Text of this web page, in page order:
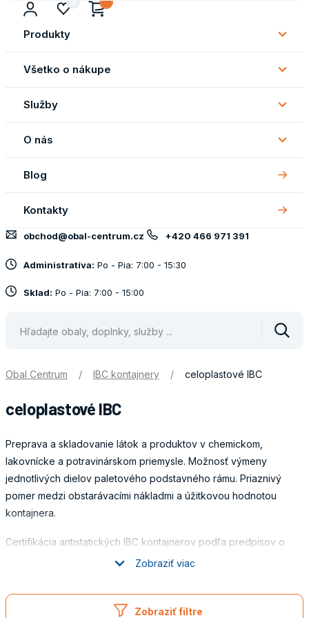
Produkty
Všetko o nákupe
Služby
O nás
O
Blog
Kontakty
obchod@obal-centrum.cz +420 466 971 391
Administratíva: Po - Pia: 7:00 - 15:30
Sklad: Po - Pia: 7:00 - 15:00
Obal Centrum / IBC kontajnery / celoplastové IBC
celoplastové IBC
Preprava a skladovanie látok a produktov v chemickom,
lakovnícke a potravinárskom priemysle. Možnosť výmeny
jednotlivých dielov paletového podstavného rámu. Priaznivý
pomer medzi obstarávacími nákladmi a úžitkovou hodnotou
kontajnera.
Certifikácia antistatických IBC kontajnerov podľa predpisov o
preprave nebezpečných látok (ADR, RID a IMDG).
Zobraziť viac
Obaly
Zobraziť filtre